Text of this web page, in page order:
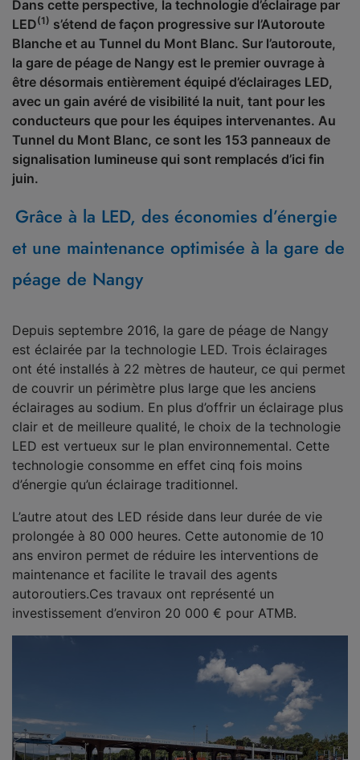
Dans cette perspective, la technologie d’éclairage par
LED(1) s’étend de façon progressive sur l’Autoroute
Blanche et au Tunnel du Mont Blanc. Sur l’autoroute,
la gare de péage de Nangy est le premier ouvrage à
être désormais entièrement équipé d’éclairages LED,
avec un gain avéré de visibilité la nuit, tant pour les
conducteurs que pour les équipes intervenantes. Au
Tunnel du Mont Blanc, ce sont les 153 panneaux de
signalisation lumineuse qui sont remplacés d’ici fin
juin.
Grâce à la LED, des économies d’énergie
et une maintenance optimisée à la gare de
péage de Nangy
Depuis septembre 2016, la gare de péage de Nangy
est éclairée par la technologie LED. Trois éclairages
ont été installés à 22 mètres de hauteur, ce qui permet
de couvrir un périmètre plus large que les anciens
éclairages au sodium. En plus d’offrir un éclairage plus
clair et de meilleure qualité, le choix de la technologie
LED est vertueux sur le plan environnemental. Cette
technologie consomme en effet cinq fois moins
d’énergie qu’un éclairage traditionnel.
L’autre atout des LED réside dans leur durée de vie
prolongée à 80 000 heures. Cette autonomie de 10
ans environ permet de réduire les interventions de
maintenance et facilite le travail des agents
autoroutiers.Ces travaux ont représenté un
investissement d’environ 20 000 € pour ATMB.